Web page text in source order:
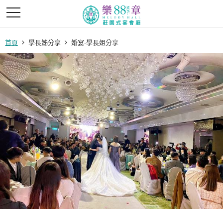
首頁 學長姊分享 婚宴-學長姐分享